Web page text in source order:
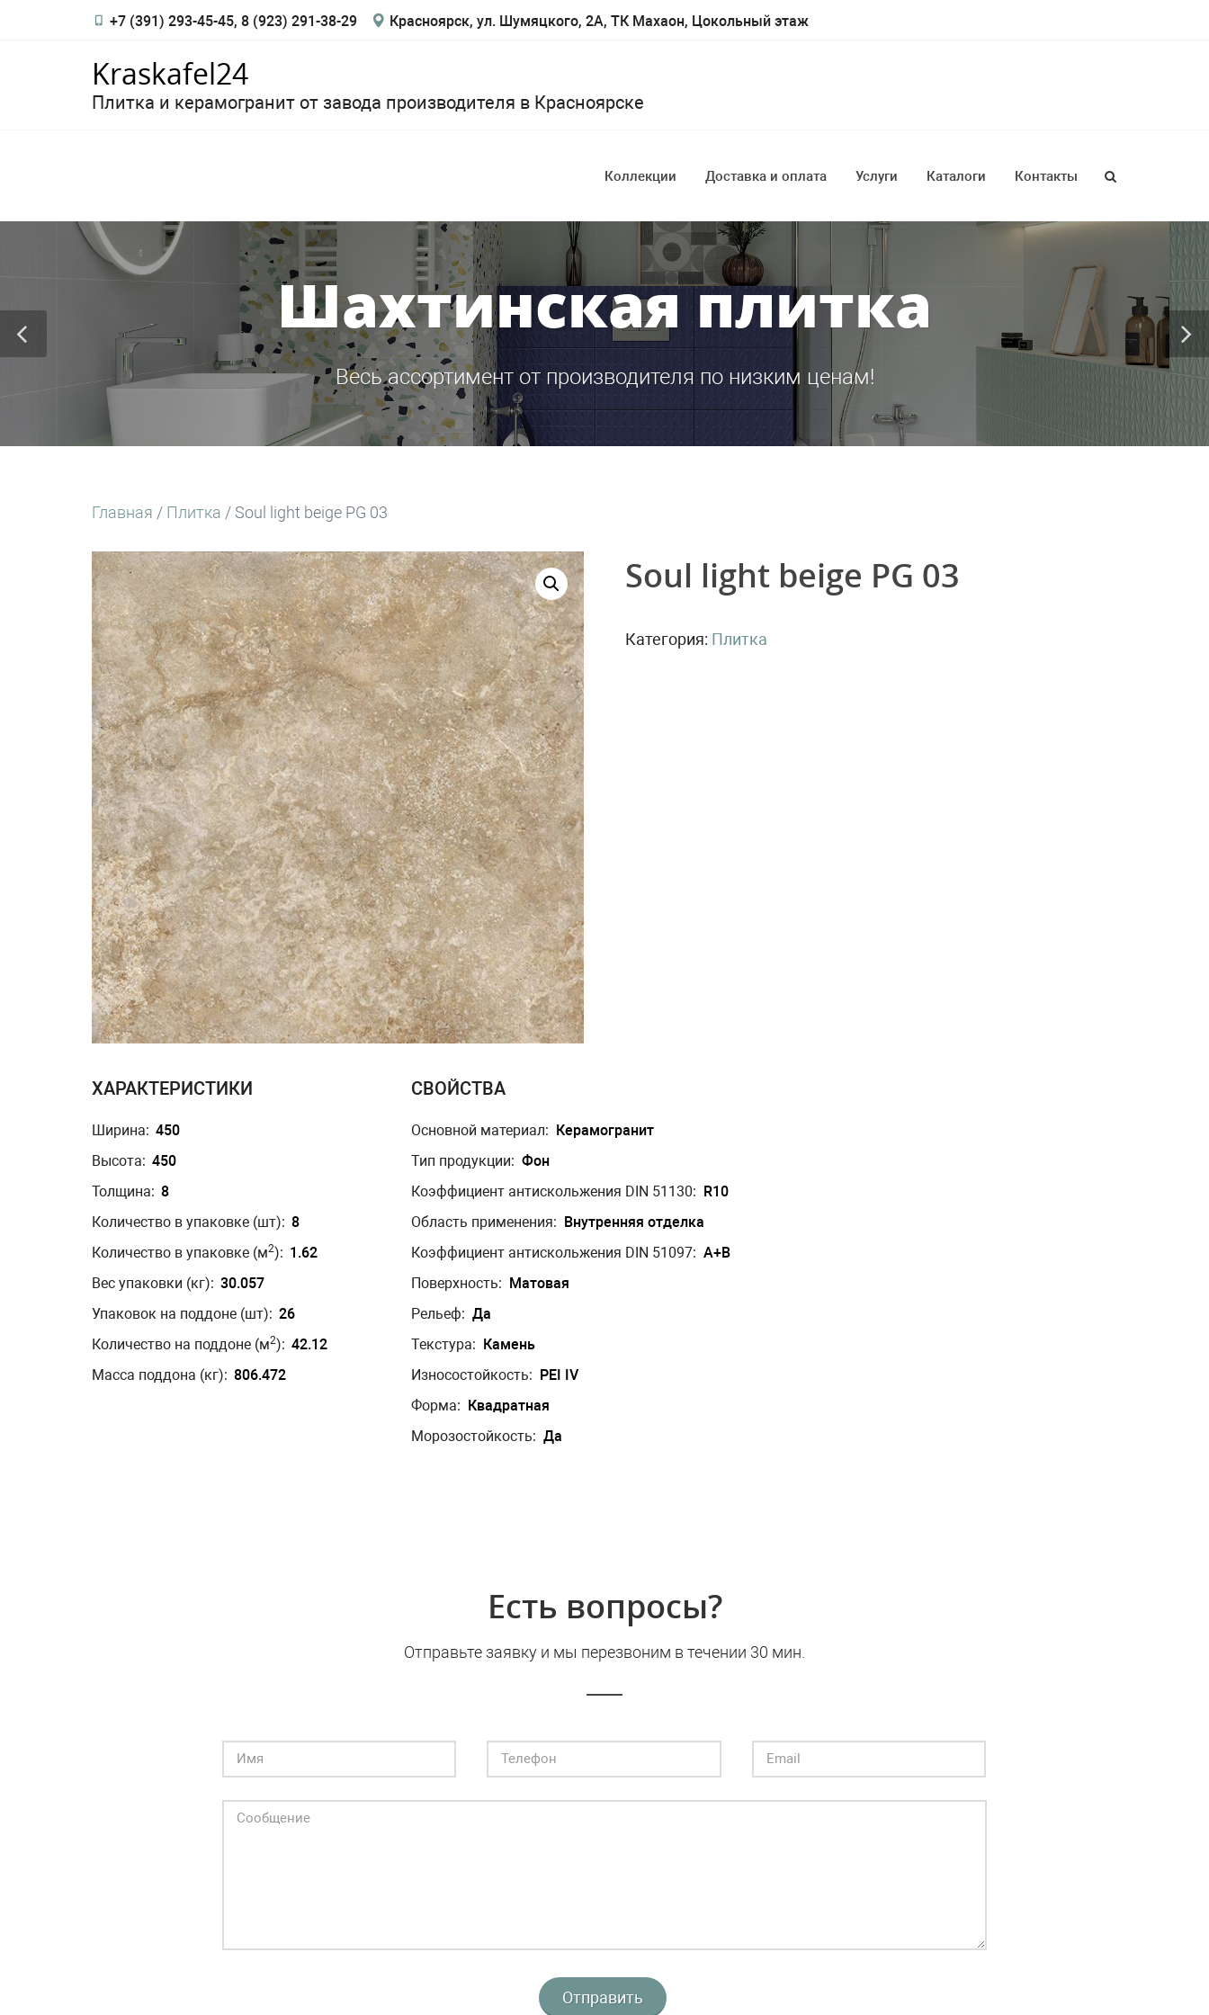
+7 (391) 293-45-45, 8 (923) 291-38-29 Красноярск, ул. Шумяцкого, 2А, ТК Махаон, Цокольный этаж
Kraskafel24
Плитка и керамогранит от завода производителя в Красноярске
Коллекции Доставка и оплата Услуги Каталоги Контакты
Шахтинская плитка
Весь ассортимент от производителя по низким ценам!
Главная / Плитка / Soul light beige PG 03
Soul light beige PG 03
Категория: Плитка
ХАРАКТЕРИСТИКИ
Ширина: 450
Высота: 450
Толщина: 8
Количество в упаковке (шт): 8
Количество в упаковке (м2): 1.62
Вес упаковки (кг): 30.057
Упаковок на поддоне (шт): 26
Количество на поддоне (м2): 42.12
Масса поддона (кг): 806.472
СВОЙСТВА
Основной материал:
Керамогранит
Тип продукции: Фон
Коэффициент антискольжения DIN 51130:
R10
Область применения:
Внутренняя отделка
Коэффициент антискольжения DIN 51097: A+B
Поверхность:
Матовая
Рельеф: Да
Текстура:
Камень
Износостойкость:
PEI IV
Форма:
Квадратная
Морозостойкость: Да
Есть вопросы?
Отправьте заявку и мы перезвоним в течении 30 мин.
Отправить